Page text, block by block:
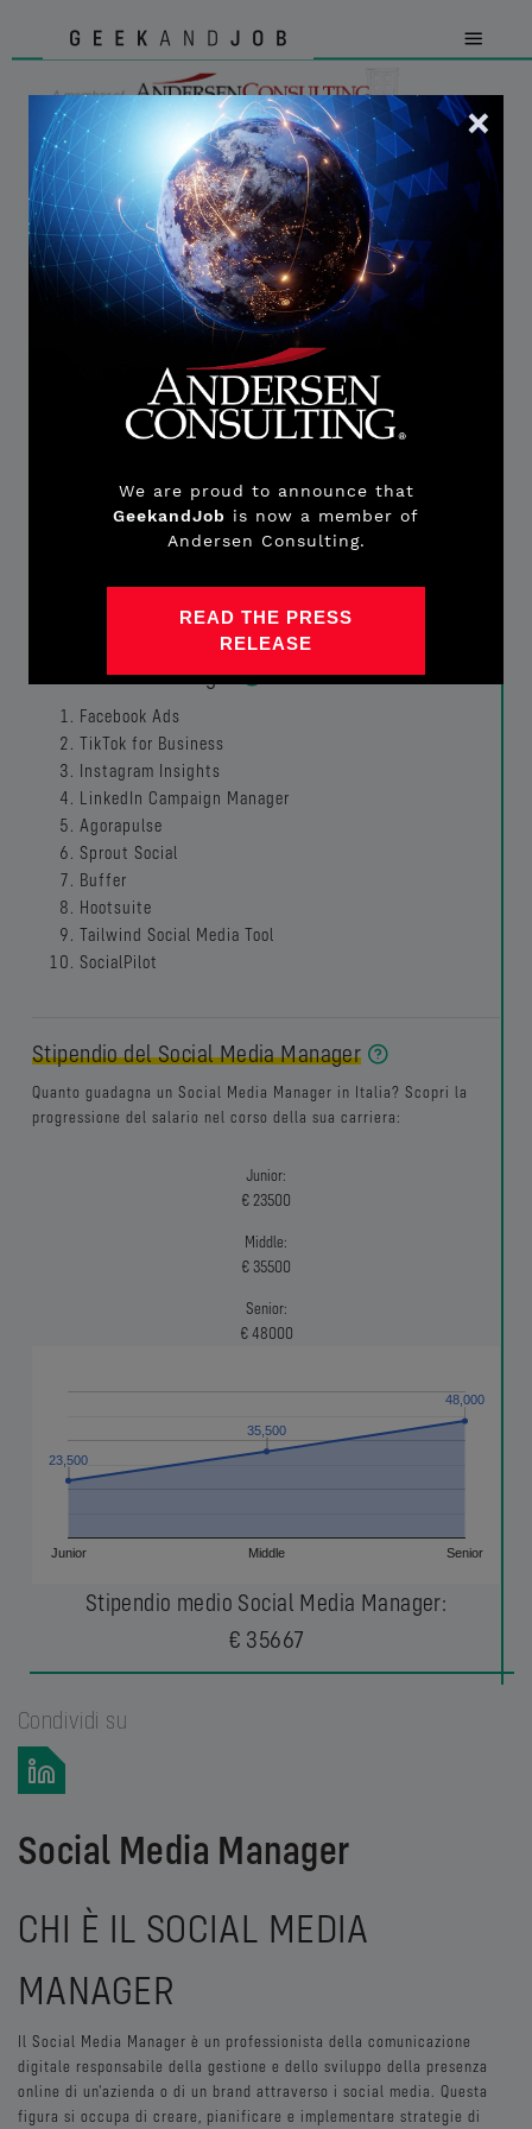
DATI & STATISTICHE
Tecnologie del Social Media Manager
Facebook Business Manager
Instagram Insights
LinkedIn Campaign Manager
TikTok for Business
Meta for Business
Hootsuite
Canva
Adobe Creative Cloud
Google Analytics
Tecnologie più cercate nelle offerte di lavoro per
Social Media Manager
Facebook Ads
TikTok for Business
Instagram Insights
LinkedIn Campaign Manager
Agorapulse
Sprout Social
Buffer
Hootsuite
Tailwind Social Media Tool
SocialPilot
Stipendio del Social Media Manager
Quanto guadagna un Social Media Manager in Italia? Scopri la
progressione del salario nel corso della sua carriera:
Junior:
€ 23500
Middle:
€ 35500
Senior:
€ 48000
Junior Middle Senior
23,500
23,500
35,500
35,500
48,000
48,000
Stipendio medio Social Media Manager:
€ 35667
Condividi su
Social Media Manager
CHI È IL SOCIAL MEDIA
MANAGER
Il Social Media Manager è un professionista della comunicazione
digitale responsabile della gestione e dello sviluppo della presenza
online di un'azienda o di un brand attraverso i social media. Questa
figura si occupa di creare, pianificare e implementare strategie di
We are proud to announce that
GeekandJob is now a member of
Andersen Consulting.
READ THE PRESS
RELEASE